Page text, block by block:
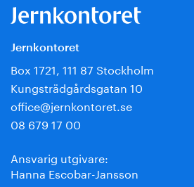
Jernkontoret
Box 1721, 111 87 Stockholm
Kungsträdgårdsgatan 10
office@jernkontoret.se
08 679 17 00
Ansvarig utgivare:
Hanna Escobar-Jansson